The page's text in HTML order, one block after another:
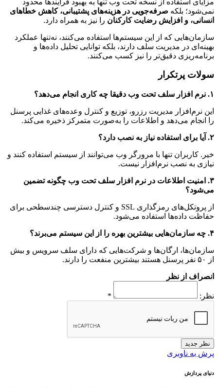
مزایای استفاده از نسخه تحت وب تنها به بهبود فرآیندها محدود
نمی‌شود؛ بلکه صرفه‌جویی در هزینه‌های پشتیبانی، کاهش خطاهای
انسانی، و افزایش رضایت کارکنان را نیز به همراه دارد.
سازمان‌هایی که از این سیستم‌ها استفاده می‌کنند، نه‌تنها عملکرد
بهینه‌ای در مدیریت سلف دارند، بلکه توانایی تحلیل داده‌ها و
برنامه‌ریزی دقیق‌تر را نیز کسب می‌کنند.
سولات پرتکرار
۱. نرم افزار سلف تحت وب دقیقا چه کاری انجام می‌دهد؟
این نرم‌افزار مدیریت رزرو، توزیع و کنترل وعده‌های غذایی پرسنل
را انجام می‌دهد و اطلاعات را به‌صورت متمرکز ذخیره می‌کند.
۲. آیا برای استفاده نیاز به نصب دارد؟
خیر. کاربران تنها با مرورگر وب می‌توانند از سیستم استفاده کنند و
نیازی به نصب نرم‌افزار نیست.
۳. امنیت اطلاعات در نرم افزار سلف تحت وب چگونه تضمین
می‌شود؟
از پروتکل‌های رمزگذاری SSL و کنترل دسترسی چندسطحی برای
حفاظت داده‌ها استفاده می‌شود.
۴. چه سازمان‌هایی بیشترین بهره را از این سیستم می‌برند؟
سازمان‌ها، ارگان‌ها و شرکت‌هایی که دارای سلف سرویس و بیش
از ۵۰ نفر پرسنل هستند بیشترین منفعت را دارند.
انصراف از نظر
نظر: *
نظر جدید
پرش به ناوبری
دنیای پردازش